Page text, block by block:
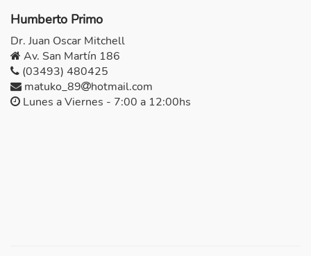
Humberto Primo
Dr. Juan Oscar Mitchell
Av. San Martín 186
(03493) 480425
matuko_89
hotmail.com
Lunes a Viernes - 7:00 a 12:00hs